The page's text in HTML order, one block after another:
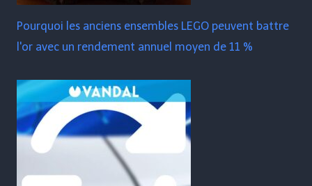
Pourquoi les anciens ensembles LEGO peuvent battre
l'or avec un rendement annuel moyen de 11 %